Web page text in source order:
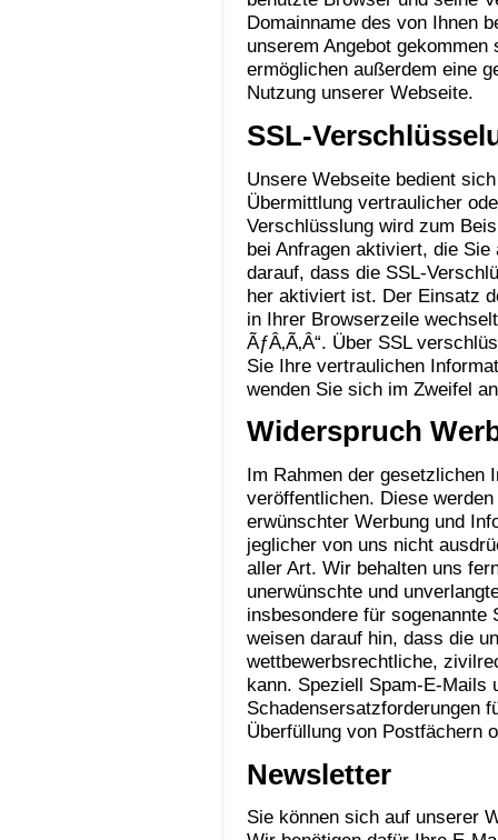
Domainname des von Ihnen
unserem Angebot
ermöglichen außerdem eine
Nutzung unserer Webseite.
SSL-
Unsere Webseite bedient
Übermittlung vertraulicher
Verschlüsslung wird zum
bei Anfragen aktiviert, die
darauf, dass die SSL-
her aktiviert ist. Der Einsatz
in Ihrer Browserzeile wechselt
ÃƒÂ‚Ã‚Â“. Über SSL
Sie Ihre vertraulichen
wenden Sie sich im Zweifel
Widerspruch
Im Rahmen der gesetzlichen
veröffentlichen. Diese
erwünschter Werbung und
jeglicher von uns nicht
aller Art. Wir behalten uns
unerwünschte und
insbesondere für
weisen darauf hin, dass die
wettbewerbsrechtliche,
kann. Speziell Spam-E-Mails
Schadensersatzforderungen
Überfüllung von Postfächern
Newsletter
Sie können sich auf unserer